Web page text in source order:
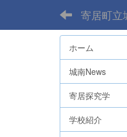
寄居町立
ホーム
城南News
寄居探究学
学校紹介